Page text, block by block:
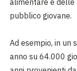
alimentare e delle
pubblico giovane.
Ad esempio, in un
anno su 64.000